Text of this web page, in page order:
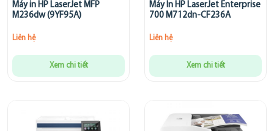
Máy in HP LaserJet MFP
M236dw (9YF95A)
Liên hệ
Xem chi tiết
Máy In HP LaserJet Enterprise
700 M712dn-CF236A
Liên hệ
Xem chi tiết